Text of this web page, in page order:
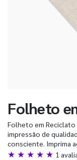
Folheto
Folheto em
impressão de
consciente. Imprima
★ ★ ★ ★ ★ 1